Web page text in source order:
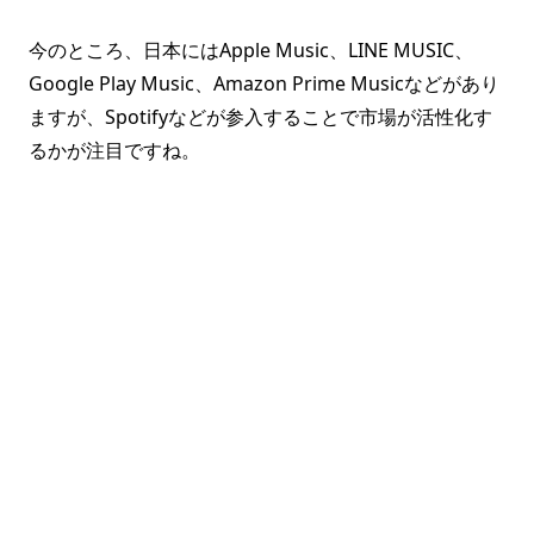
今のところ、日本にはApple Music、LINE MUSIC、
Google Play Music、Amazon Prime Musicなどがあり
ますが、Spotifyなどが参入することで市場が活性化す
るかが注目ですね。